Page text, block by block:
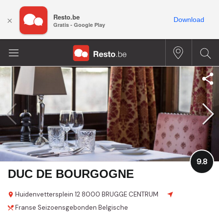
DUC DE BOURGOGNE
Huidenvettersplein 128000 BRUGGE CENTRUM
9.8
Franse Seizoensgebonden Belgische
× Resto.be
Gratis - Google Play
Download